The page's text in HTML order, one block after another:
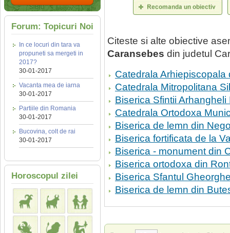
Forum: Topicuri Noi
In ce locuri din tara va
propuneti sa mergeti in
2017?
30-01-2017
Vacanta mea de iarna
30-01-2017
Partiile din Romania
30-01-2017
Bucovina, colt de rai
30-01-2017
Horoscopul zilei
Citeste si alte obiective
Caransebes din judetul
Catedrala Arhiepiscopala
Catedrala Mitropolitana
Biserica Sfintii
Catedrala Ortodoxa
Biserica de lemn din
Biserica fortificata de la
Biserica - monument din
Biserica ortodoxa din
Biserica Sfantul
Biserica de lemn din